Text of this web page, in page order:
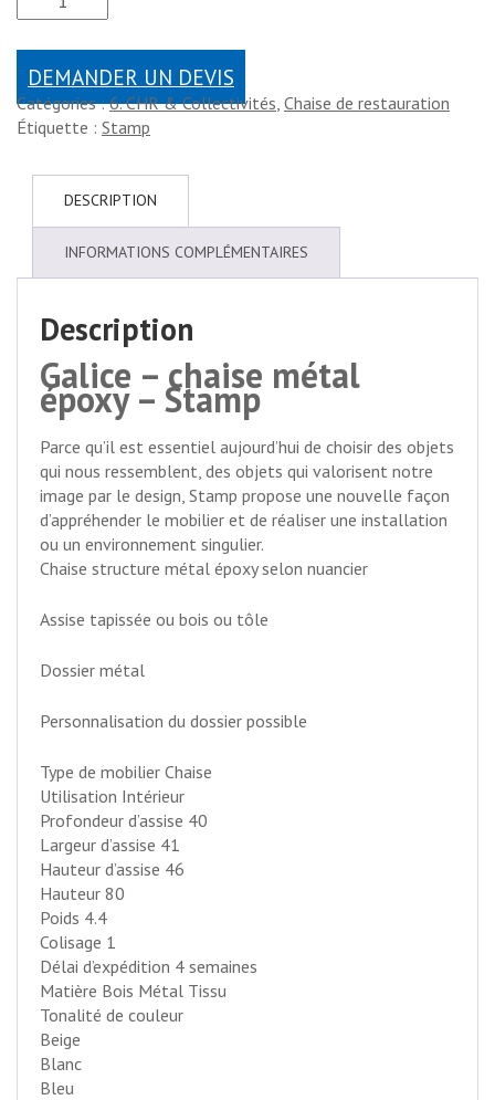
DEMANDER UN DEVIS
Catégories :6. CHR & Collectivités Chaise de restauration
Étiquette : Stamp
DESCRIPTION
INFORMATIONS COMPLÉMENTAIRES
Description
Galice – chaise métal
époxy – Stamp
Parce qu’il est essentiel aujourd’hui de choisir des objets
qui nous ressemblent, des objets qui valorisent notre
image par le design, Stamp propose une nouvelle façon
d’appréhender le mobilier et de réaliser une installation
ou un environnement singulier.
Chaise structure métal époxy selon nuancier
Assise tapissée ou bois ou tôle
Dossier métal
Personnalisation du dossier possible
Type de mobilier Chaise
Utilisation Intérieur
Profondeur d’assise 40
Largeur d’assise 41
Hauteur d’assise 46
Hauteur 80
Poids 4.4
Colisage 1
Délai d’expédition 4 semaines
Matière Bois Métal Tissu
Tonalité de couleur
Beige
Blanc
Bleu